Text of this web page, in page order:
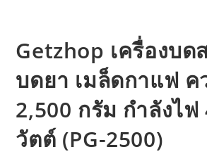
Getzhop เครื่องบด
บดยา เมล็ดกาแฟ ค
2,500 กรัม กำลังไฟ
วัตต์ (PG-2500)